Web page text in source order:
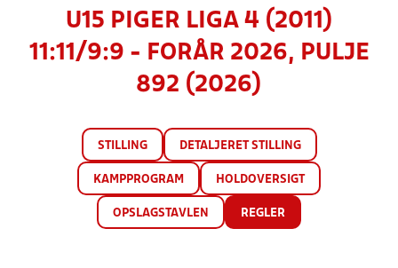
U15 PIGER LIGA 4 (2011)
11:11/9:9 - FORÅR 2026, PULJE
892 (2026)
STILLING DETALJERET STILLING
KAMPPROGRAM HOLDOVERSIGT
OPSLAGSTAVLEN REGLER